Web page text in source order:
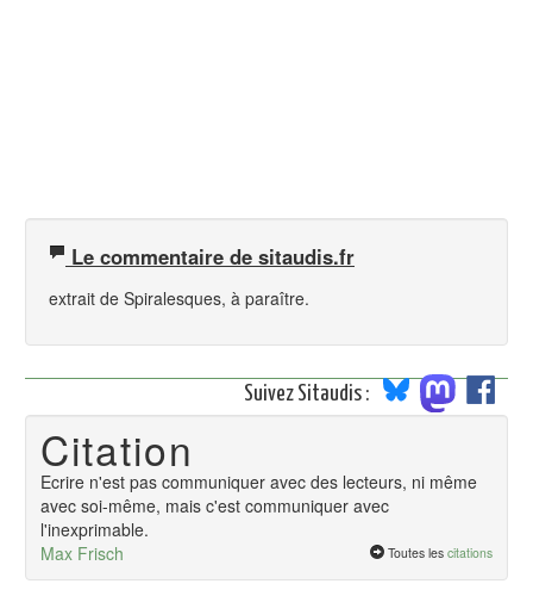
Le commentaire de sitaudis.fr
extrait de Spiralesques, à paraître.
Suivez Sitaudis :
Citation
Ecrire n'est pas communiquer avec des lecteurs, ni même
avec soi-même, mais c'est communiquer avec
l'inexprimable.
Max Frisch
Toutes les citations